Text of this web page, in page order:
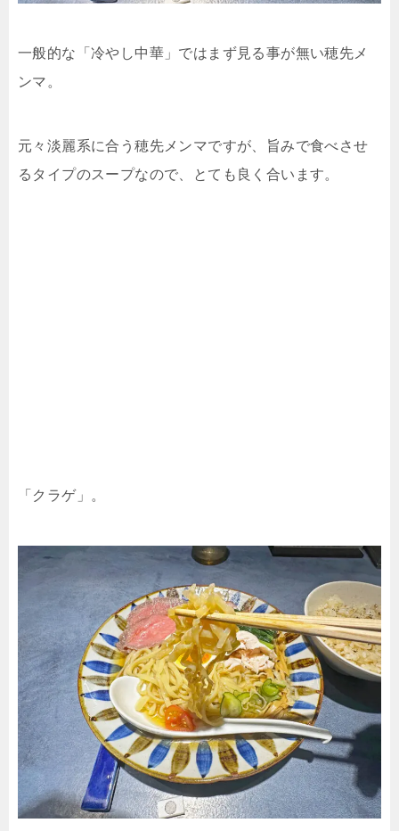
一般的な「冷やし中華」ではまず見る事が無い穂先メ
ンマ。
元々淡麗系に合う穂先メンマですが、旨みで食べさせ
るタイプのスープなので、とても良く合います。
「クラゲ」。